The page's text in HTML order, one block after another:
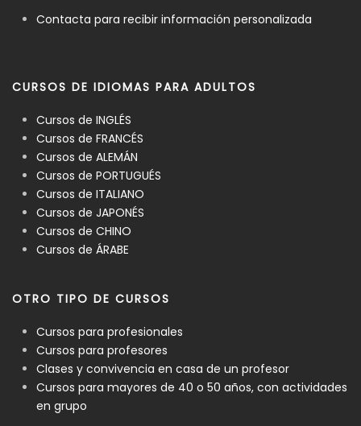
Contacta para recibir información personalizada
CURSOS DE IDIOMAS PARA ADULTOS
Cursos de INGLÉS
Cursos de FRANCÉS
Cursos de ALEMÁN
Cursos de PORTUGUÉS
Cursos de ITALIANO
Cursos de JAPONÉS
Cursos de CHINO
Cursos de ÁRABE
OTRO TIPO DE CURSOS
Cursos para profesionales
Cursos para profesores
Clases y convivencia en casa de un profesor
Cursos para mayores de 40 o 50 años, con actividades
en grupo